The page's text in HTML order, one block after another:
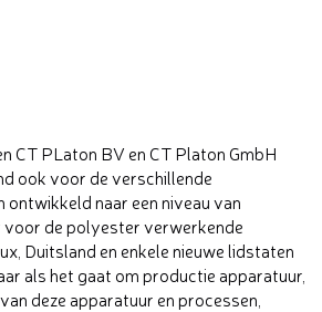
CT PLaton BV en CT Platon GmbH
ook voor de verschillende
naar een niveau van
de polyester verwerkende
Duitsland en enkele nieuwe lidstaten
als het gaat om productie apparatuur,
deze apparatuur en processen,